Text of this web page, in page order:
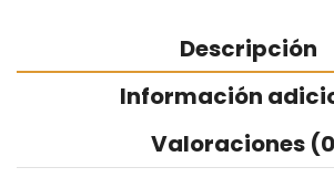
Descripción
Información
Valoraciones